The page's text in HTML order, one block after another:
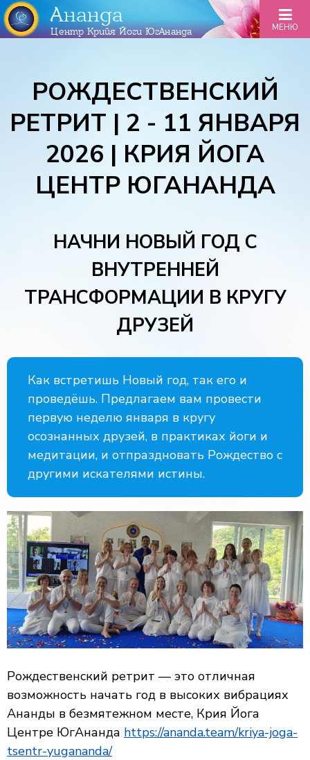
Ананда
Центр Крийя Йоги ЮгАнанда МЕНЮ
РОЖДЕСТВЕНСКИЙ
РЕТРИТ | 2 - 11 ЯНВАРЯ
2026 | КРИЯ ЙОГА
ЦЕНТР ЮГАНАНДА
НАЧНИ НОВЫЙ ГОД С
ВНУТРЕННЕЙ
ТРАНСФОРМАЦИИ В КРУГУ
ДРУЗЕЙ
Как встретишь Новый год, так его и
проведёшь. Предлагаем вам провести
первую неделю января в кругу
осознанных друзей, в практиках йоги и
медитации, и отпраздновать Рождество с
другими искателями истины.
Рождественский ретрит — это отличная
возможность начать год в высоких вибрациях
Ананды в безмятежном месте, Крия Йога
Центре ЮгАнанда https://ananda.team/kriya-joga-
tsentr-yugananda/